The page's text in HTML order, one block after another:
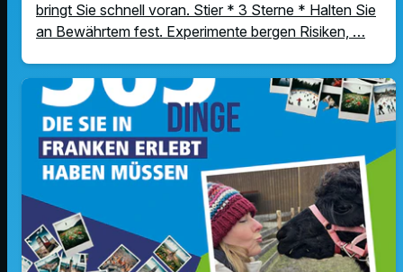
bringt Sie schnell voran. Stier * 3 Sterne * Halten Sie
an Bewährtem fest. Experimente bergen Risiken, …